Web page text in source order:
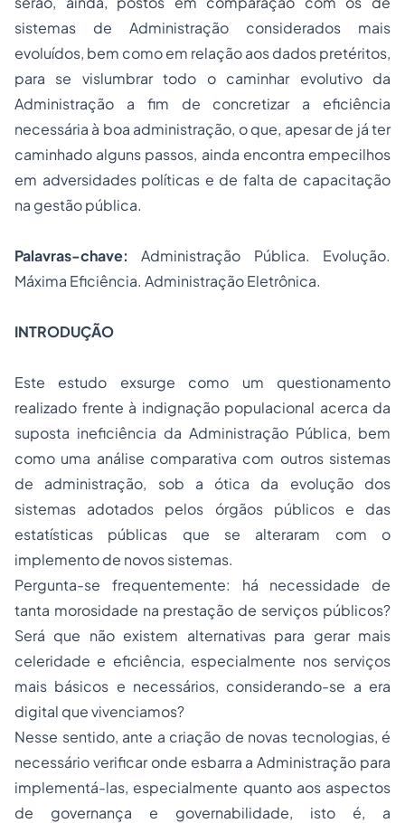
sistemas de Administração considerados mais
evoluídos, bem como em relação aos dados pretéritos,
para se vislumbrar todo o caminhar evolutivo da
Administração a fim de concretizar a eficiência
necessária à boa administração, o que, apesar de já ter
caminhado alguns passos, ainda encontra empecilhos
em adversidades políticas e de falta de capacitação
na gestão pública.
Palavras-chave:Administração Pública. Evolução.
Máxima Eficiência. Administração Eletrônica.
INTRODUÇÃO
Este estudo exsurge como um questionamento
realizado frente à indignação populacional acerca da
suposta ineficiência da Administração Pública, bem
como uma análise comparativa com outros sistemas
de administração, sob a ótica da evolução dos
sistemas adotados pelos órgãos públicos e das
estatísticas públicas que se alteraram com o
implemento de novos sistemas.
Pergunta-se frequentemente: há necessidade de
tanta morosidade na prestação de serviços públicos?
Será que não existem alternativas para gerar mais
celeridade e eficiência, especialmente nos serviços
mais básicos e necessários, considerando-se a era
digital que vivenciamos?
Nesse sentido, ante a criação de novas tecnologias, é
necessário verificar onde esbarra a Administração para
implementá-las, especialmente quanto aos aspectos
de governança e governabilidade, isto é, a